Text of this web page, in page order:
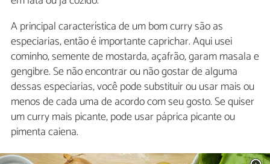
A principal característica de um bom curry são as
especiarias, então é importante caprichar. Aqui usei
cominho, semente de mostarda, açafrão, garam masala e
gengibre. Se não encontrar ou não gostar de alguma
dessas especiarias, você pode substituir ou usar mais ou
menos de cada uma de acordo com seu gosto. Se quiser
um curry mais picante, pode usar páprica picante ou
pimenta caiena.